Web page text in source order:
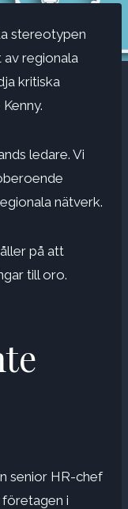
stereotypen
av regionala
kritiska
ledare. Vi
nätverk.
på att
till oro.
senior HR-chef
i